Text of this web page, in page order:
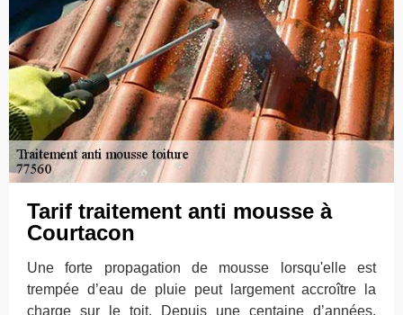
Tarif traitement anti mousse à
Courtacon
Une forte propagation de mousse lorsqu'elle est
trempée d’eau de pluie peut largement accroître la
charge sur le toit. Depuis une centaine d’années,